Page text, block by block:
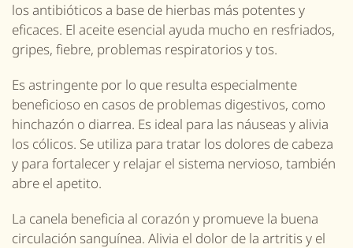
los antibióticos a base de hierbas más potentes y
eficaces. El aceite esencial ayuda mucho en resfriados,
gripes, fiebre, problemas respiratorios y tos.
Es astringente por lo que resulta especialmente
beneficioso en casos de problemas digestivos, como
hinchazón o diarrea. Es ideal para las náuseas y alivia
los cólicos. Se utiliza para tratar los dolores de cabeza
y para fortalecer y relajar el sistema nervioso, también
abre el apetito.
La canela beneficia al corazón y promueve la buena
circulación sanguínea. Alivia el dolor de la artritis y el